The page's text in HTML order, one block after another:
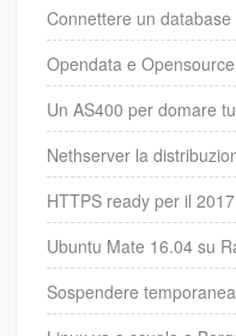
Connettere un
Opendata e
Un AS400 per domare
Nethserver la
HTTPS ready per il
Ubuntu Mate 16.04 su
Sospendere